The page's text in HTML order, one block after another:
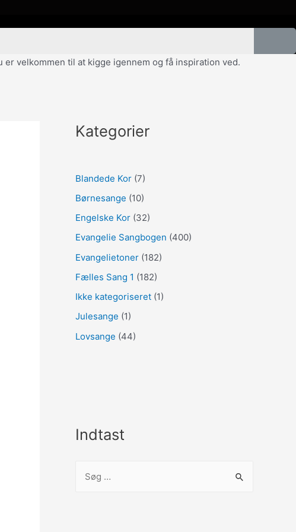
velkommen til at kigge igennem og få inspiration ved.
Kategorier
Blandede Kor (7)
Børnesange (10)
Engelske Kor (32)
Evangelie Sangbogen (400)
Evangelietoner (182)
Fælles Sang 1 (182)
Ikke kategoriseret (1)
Julesange (1)
Lovsange (44)
Indtast